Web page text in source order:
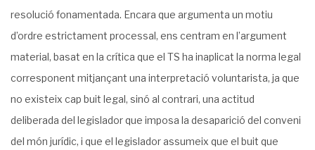
resolució fonamentada. Encara que argumenta un motiu
d’ordre estrictament processal, ens centram en l’argument
material, basat en la crítica que el TS ha inaplicat la norma legal
corresponent mitjançant una interpretació voluntarista, ja que
no existeix cap buit legal, sinó al contrari, una actitud
deliberada del legislador que imposa la desaparició del conveni
del món jurídic, i que el legislador assumeix que el buit que